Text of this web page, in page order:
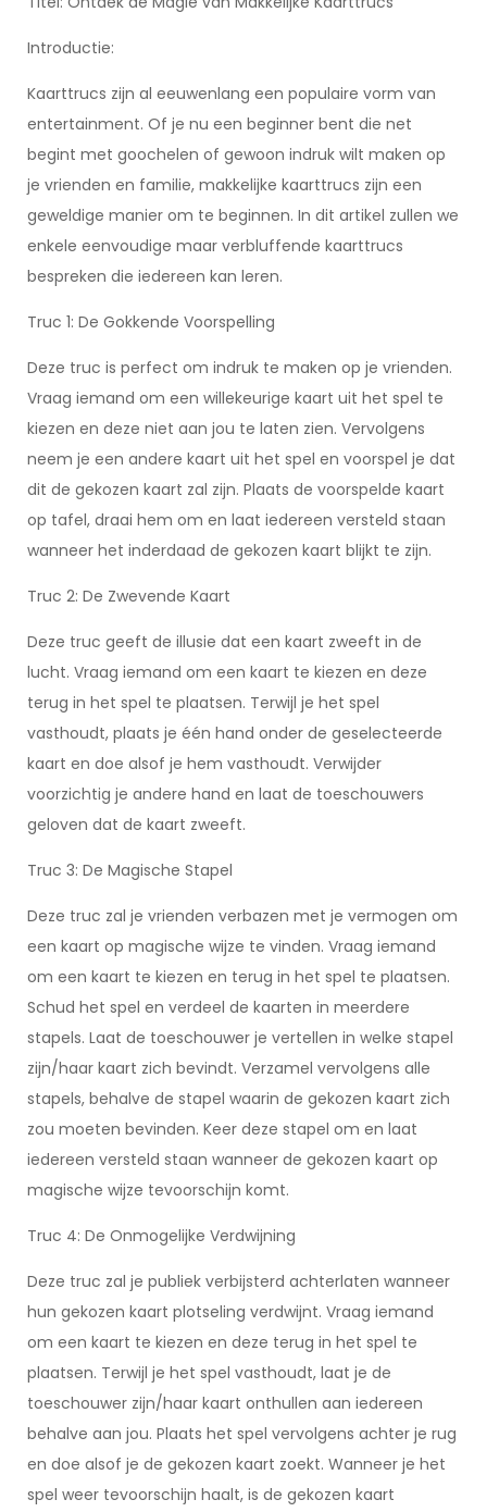
Introductie:
Kaarttrucs zijn al eeuwenlang een populaire vorm van
entertainment. Of je nu een beginner bent die net
begint met goochelen of gewoon indruk wilt maken op
je vrienden en familie, makkelijke kaarttrucs zijn een
geweldige manier om te beginnen. In dit artikel zullen we
enkele eenvoudige maar verbluffende kaarttrucs
bespreken die iedereen kan leren.
Truc 1: De Gokkende Voorspelling
Deze truc is perfect om indruk te maken op je vrienden.
Vraag iemand om een willekeurige kaart uit het spel te
kiezen en deze niet aan jou te laten zien. Vervolgens
neem je een andere kaart uit het spel en voorspel je dat
dit de gekozen kaart zal zijn. Plaats de voorspelde kaart
op tafel, draai hem om en laat iedereen versteld staan
wanneer het inderdaad de gekozen kaart blijkt te zijn.
Truc 2: De Zwevende Kaart
Deze truc geeft de illusie dat een kaart zweeft in de
lucht. Vraag iemand om een kaart te kiezen en deze
terug in het spel te plaatsen. Terwijl je het spel
vasthoudt, plaats je één hand onder de geselecteerde
kaart en doe alsof je hem vasthoudt. Verwijder
voorzichtig je andere hand en laat de toeschouwers
geloven dat de kaart zweeft.
Truc 3: De Magische Stapel
Deze truc zal je vrienden verbazen met je vermogen om
een kaart op magische wijze te vinden. Vraag iemand
om een kaart te kiezen en terug in het spel te plaatsen.
Schud het spel en verdeel de kaarten in meerdere
stapels. Laat de toeschouwer je vertellen in welke stapel
zijn/haar kaart zich bevindt. Verzamel vervolgens alle
stapels, behalve de stapel waarin de gekozen kaart zich
zou moeten bevinden. Keer deze stapel om en laat
iedereen versteld staan wanneer de gekozen kaart op
magische wijze tevoorschijn komt.
Truc 4: De Onmogelijke Verdwijning
Deze truc zal je publiek verbijsterd achterlaten wanneer
hun gekozen kaart plotseling verdwijnt. Vraag iemand
om een kaart te kiezen en deze terug in het spel te
plaatsen. Terwijl je het spel vasthoudt, laat je de
toeschouwer zijn/haar kaart onthullen aan iedereen
behalve aan jou. Plaats het spel vervolgens achter je rug
en doe alsof je de gekozen kaart zoekt. Wanneer je het
spel weer tevoorschijn haalt, is de gekozen kaart